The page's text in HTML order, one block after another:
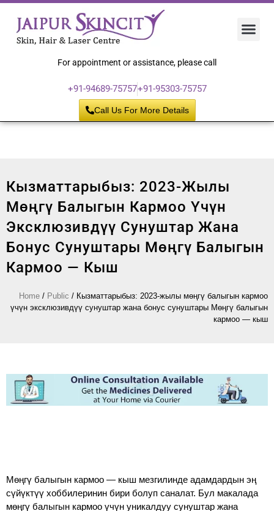
For appointment or assistance, please call
+91-94689-75757+91-95303-75757
Call Us For More Details
Кызматтарыбыз: 2023-Жылы
Мөңгү Балыгын Кармоо Үчүн
Эксклюзивдүү Сунуштар Жана
Бонус Сунуштары Мөңгү Балыгын
Кармоо — Кыш
Home / Public / Кызматтарыбыз: 2023-жылы мөңгү балыгын кармоо
үчүн эксклюзивдүү сунуштар жана бонус сунуштары Мөңгү балыгын
кармоо — кыш
Мөңгү балыгын кармоо — кыш мезгилинде адамдардын эң
сүйүктүү хоббилеринин бири болуп саналат. Бул макалада
мөңгү балыгын кармоо үчүн уникалдуу сунуштар жана